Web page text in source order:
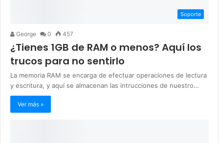
Soporte
George 0 457
¿Tienes 1GB de RAM o menos? Aquí los
trucos para no sentirlo
La memoria RAM se encarga de efectuar operaciones de lectura
y escritura, y aquí se almacenan las intrucciones de nuestro…
Ver más »